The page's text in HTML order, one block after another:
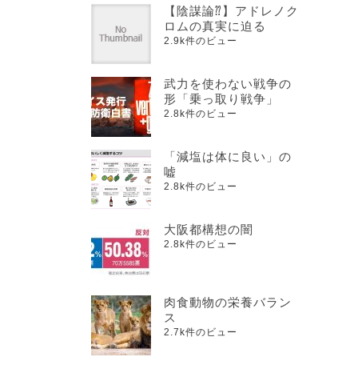
【陰謀論⁇】アドレノク
ロムの真実に迫る
2.9k件のビュー
武力を使わない戦争の
形「乗っ取り戦争」
2.8k件のビュー
「減塩は体に良い」の
嘘
2.8k件のビュー
大阪都構想の闇
2.8k件のビュー
肉食動物の栄養バラン
ス
2.7k件のビュー